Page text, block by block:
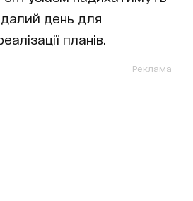
день для
планів.
Реклама